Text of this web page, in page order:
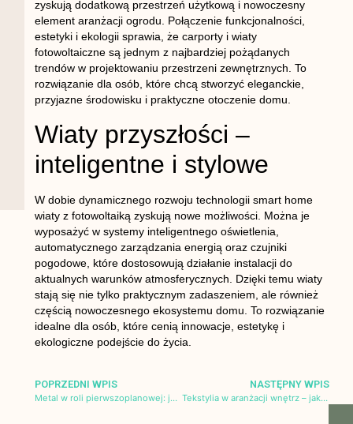
zyskują dodatkową przestrzeń użytkową i nowoczesny
element aranżacji ogrodu. Połączenie funkcjonalności,
estetyki i ekologii sprawia, że carporty i wiaty
fotowoltaiczne są jednym z najbardziej pożądanych
trendów w projektowaniu przestrzeni zewnętrznych. To
rozwiązanie dla osób, które chcą stworzyć eleganckie,
przyjazne środowisku i praktyczne otoczenie domu.
Wiaty przyszłości –
inteligentne i stylowe
W dobie dynamicznego rozwoju technologii smart home
wiaty z fotowoltaiką zyskują nowe możliwości. Można je
wyposażyć w systemy inteligentnego oświetlenia,
automatycznego zarządzania energią oraz czujniki
pogodowe, które dostosowują działanie instalacji do
aktualnych warunków atmosferycznych. Dzięki temu wiaty
stają się nie tylko praktycznym zadaszeniem, ale również
częścią nowoczesnego ekosystemu domu. To rozwiązanie
idealne dla osób, które cenią innowacje, estetykę i
ekologiczne podejście do życia.
POPRZEDNI WPIS
Metal w roli pierwszoplanowej: jak precyzyjna obróbka podnosi jakość designu wnętrz
NASTĘPNY WPIS
Tekstylia w aranżacji wnętrz – jak jakość poduszek i kołder wpływa na komfort i estetykę?